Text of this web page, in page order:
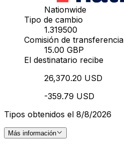
Nationwide
Tipo de cambio
1.319500
Comisión de transferencia
15.00 GBP
El destinatario recibe
26,370.20 USD
-359.79 USD
Tipos obtenidos el 8/8/2026
Más información